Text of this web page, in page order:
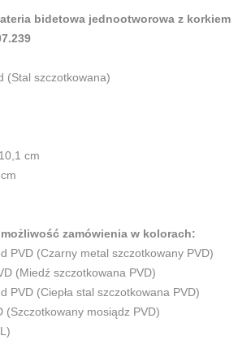
bidetowa jednootworowa z korkiem
(Stal szczotkowana)
cm
zamówienia w kolorach:
PVD (Czarny metal szczotkowany PVD)
(Miedź szczotkowana PVD)
PVD (Ciepła stal szczotkowana PVD)
(Szczotkowany mosiądz PVD)